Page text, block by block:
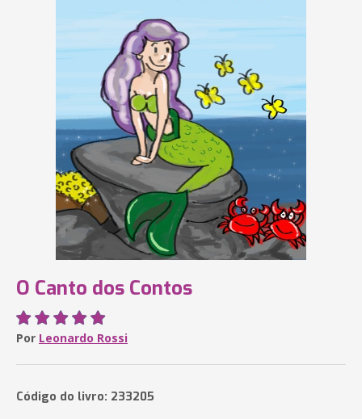
O Canto dos Contos
Por Leonardo Rossi
Código do livro: 233205